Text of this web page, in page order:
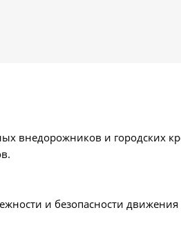
внедорожников и городских
и безопасности